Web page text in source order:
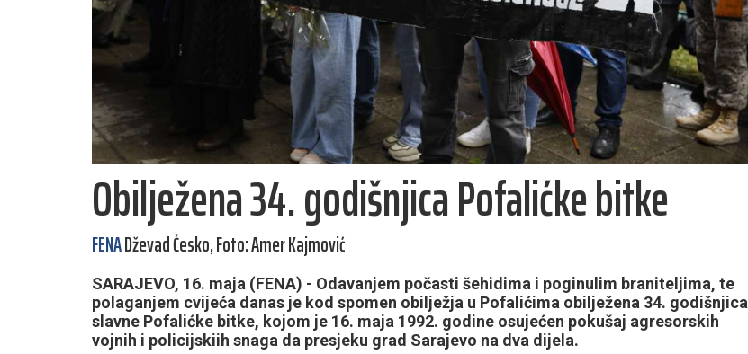
Obilježena 34. godišnjica Pofalićke bitke
FENADževad Ćesko, Foto: Amer Kajmović
SARAJEVO, 16. maja (FENA) - Odavanjem počasti šehidima i poginulim braniteljima, te
polaganjem cvijeća danas je kod spomen obilježja u Pofalićima obilježena 34. godišnjica
slavne Pofalićke bitke, kojom je 16. maja 1992. godine osujećen pokušaj agresorskih
vojnih i policijskiih snaga da presjeku grad Sarajevo na dva dijela.